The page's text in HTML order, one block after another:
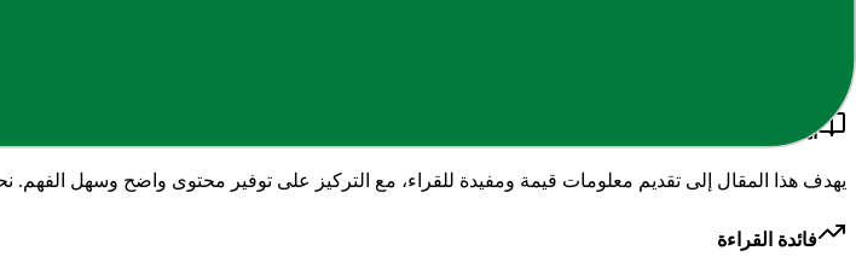
أهمية المحتوى
يهدف هذا المقال إلى تقديم معلومات قيمة ومفيدة للقراء، مع التركيز على توفير محتوى واضح وسهل الفهم.
فائدة القراءة